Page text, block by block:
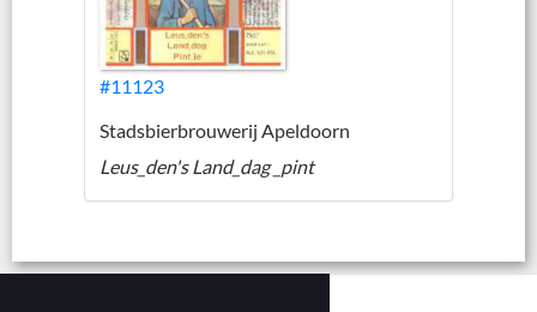
#11123
Stadsbierbrouwerij Apeldoorn
Leus_den's Land_dag _pint